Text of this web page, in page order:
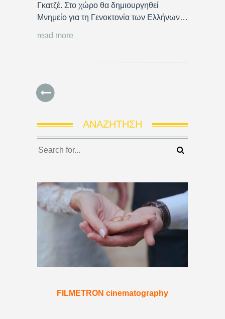
Γκατζέ. Στο χώρο θα δημιουργηθεί
Μνημείο για τη Γενοκτονία των Ελλήνων…
read more
ΑΝΑΖΉΤΗΣΗ
FILMETRON cinematography